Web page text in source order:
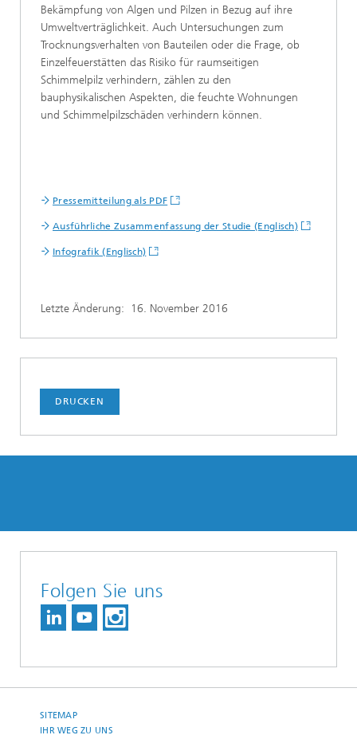
Bekämpfung von Algen und Pilzen in Bezug auf ihre
Umweltverträglichkeit. Auch Untersuchungen zum
Trocknungsverhalten von Bauteilen oder die Frage, ob
Einzelfeuerstätten das Risiko für raumseitigen
Schimmelpilz verhindern, zählen zu den
bauphysikalischen Aspekten, die feuchte Wohnungen
und Schimmelpilzschäden verhindern können.
Pressemitteilung als PDF
Ausführliche Zusammenfassung der Studie (Englisch)
Infografik (Englisch)
Letzte Änderung: 16. November 2016
DRUCKEN
Folgen Sie uns
SITEMAP
IHR WEG ZU UNS